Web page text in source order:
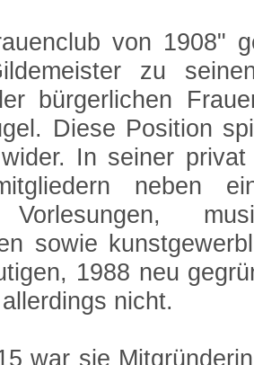
von 1908"
zu
bürgerlichen
Diese Position
In seiner
neben
Vorlesungen,
sowie
1988 neu
nicht.
war sie